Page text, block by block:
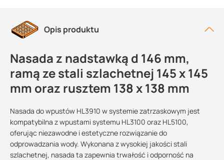
Opis produktu
Nasada z nadstawką d 146 mm,
ramą ze stali szlachetnej 145 x 145
mm oraz rusztem 138 x 138 mm
Nasada do wpustów HL3910 w systemie zatrzaskowym jest
kompatybilna z wpustami systemu HL3100 oraz HL5100,
oferując niezawodne i estetyczne rozwiązanie do
odprowadzania wody. Wykonana z wysokiej jakości stali
szlachetnej, nasada ta zapewnia trwałość i odporność na